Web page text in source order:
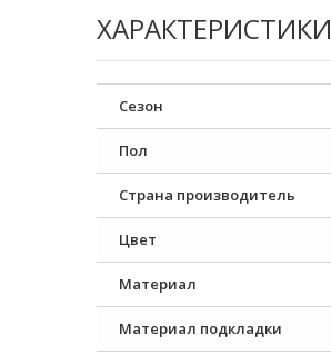
ХАРАКТЕРИСТИКИ
Сезон
Пол
Страна производитель
Цвет
Материал
Материал подкладки